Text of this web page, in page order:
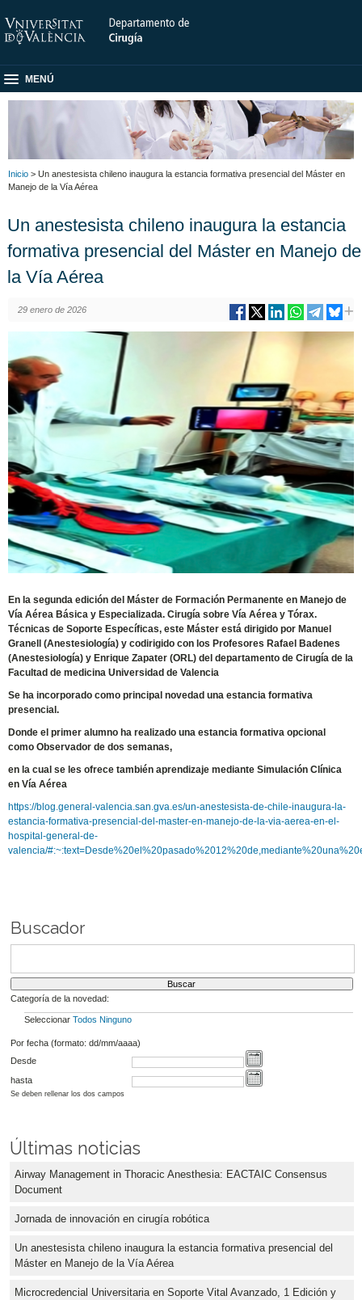
MENÚ
Inicio > Un anestesista chileno inaugura la estancia formativa presencial del Máster en
Manejo de la Vía Aérea
Un anestesista chileno inaugura la estancia
formativa presencial del Máster en Manejo de
la Vía Aérea
29 enero de 2026
En la segunda edición del Máster de Formación Permanente en Manejo de
Vía Aérea Básica y Especializada. Cirugía sobre Vía Aérea y Tórax.
Técnicas de Soporte Específicas, este Máster está dirigido por Manuel
Granell (Anestesiología) y codirigido con los Profesores Rafael Badenes
(Anestesiología) y Enrique Zapater (ORL) del departamento de Cirugía de la
Facultad de medicina Universidad de Valencia
Se ha incorporado como principal novedad una estancia formativa
presencial.
Donde el primer alumno ha realizado una estancia formativa opcional
como Observador de dos semanas,
en la cual se les ofrece también aprendizaje mediante Simulación Clínica
en Vía Aérea
https://blog.general-valencia.san.gva.es/un-anestesista-de-chile-inaugura-la-
estancia-formativa-presencial-del-master-en-manejo-de-la-via-aerea-en-el-
hospital-general-de-
valencia/
Buscador
Categoría de la novedad:
Seleccionar Todos Ninguno
Por fecha (formato: dd/mm/aaaa)
Desde
hasta
Se deben rellenar los dos campos
Últimas noticias
Airway Management in Thoracic Anesthesia: EACTAIC Consensus
Document
Jornada de innovación en cirugía robótica
Un anestesista chileno inaugura la estancia formativa presencial del
Máster en Manejo de la Vía Aérea
Microcredencial Universitaria en Soporte Vital Avanzado, 1 Edición y